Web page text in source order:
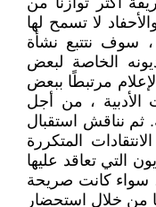
لا تسمح لها
، سوف نتتبع نشأة
الخاصة لبعض
مرتبطًا ببعض
الأدبية ، من أجل
نناقش استقبال
المتكررة
التي تعاقد عليها
، سواء كانت صريحة
من خلال استحضار